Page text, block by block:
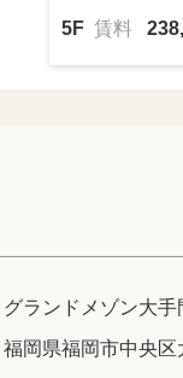
5F 賃料
グランドメゾン大
福岡県福岡市中央区